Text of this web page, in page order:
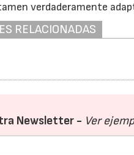
verdaderamente
RELACIONADAS
Newsletter - Ver